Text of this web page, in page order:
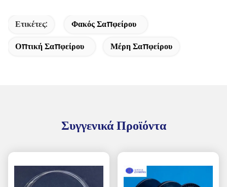
Ετικέτες:
Φακός Σαπφείρου
Οπτική Σαπφείρου
Μέρη Σαπφείρου
Συγγενικά Προϊόντα